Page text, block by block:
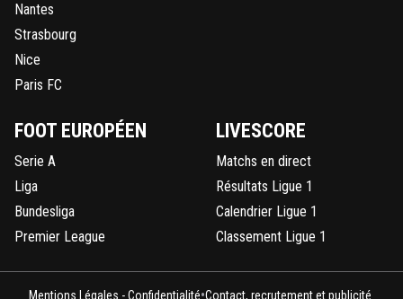
Nantes
Strasbourg
Nice
Paris FC
FOOT EUROPÉEN
Serie A
Liga
Bundesliga
Premier League
LIVESCORE
Matchs en direct
Résultats Ligue 1
Calendrier Ligue 1
Classement Ligue 1
Mentions Légales - Confidentialité•Contact, recrutement et publicité